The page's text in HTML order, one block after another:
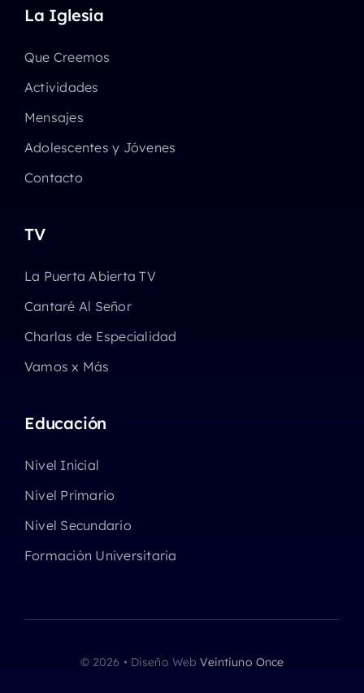
La Iglesia
Que Creemos
Actividades
Mensajes
Adolescentes y Jóvenes
Contacto
TV
La Puerta Abierta TV
Cantaré Al Señor
Charlas de Especialidad
Vamos x Más
Educación
Nivel Inicial
Nivel Primario
Nivel Secundario
Formación Universitaria
© 2026 • Diseño WebVeintiuno Once